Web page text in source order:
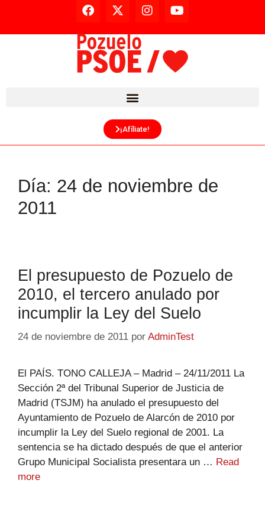
¡Afíliate!
Día: 24 de noviembre de
2011
El presupuesto de Pozuelo de
2010, el tercero anulado por
incumplir la Ley del Suelo
24 de noviembre de 2011 por AdminTest
El PAÍS. TONO CALLEJA – Madrid – 24/11/2011 La
Sección 2ª del Tribunal Superior de Justicia de
Madrid (TSJM) ha anulado el presupuesto del
Ayuntamiento de Pozuelo de Alarcón de 2010 por
incumplir la Ley del Suelo regional de 2001. La
sentencia se ha dictado después de que el anterior
Grupo Municipal Socialista presentara un … Read
more